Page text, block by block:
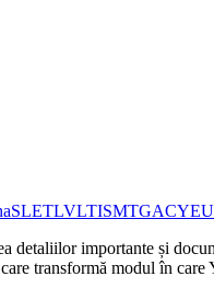
SLETLVLTISMTGACYEU
detaliilor importante și
transformă modul în care